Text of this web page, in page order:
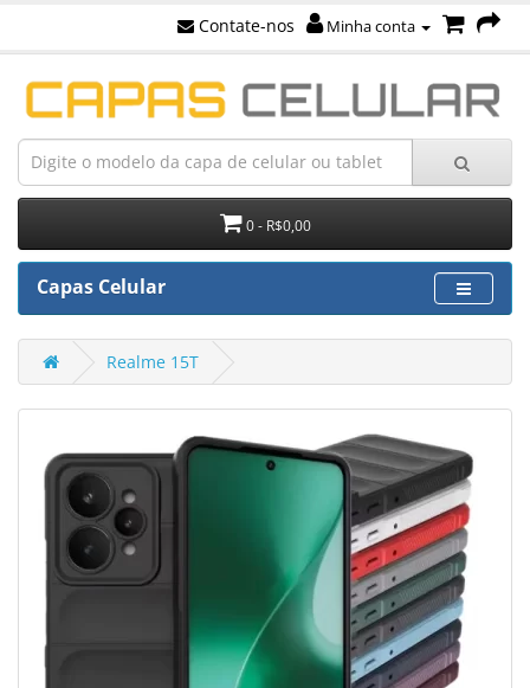
Contate-nos Minha conta
0 - R$0,00
Capas Celular
Realme 15T